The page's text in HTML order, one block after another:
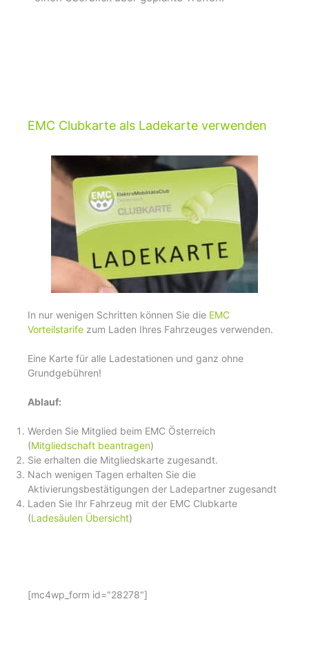
EMC Clubkarte als Ladekarte verwenden
In nur wenigen Schritten können Sie die EMC
Vorteilstarife zum Laden Ihres Fahrzeuges verwenden.
Eine Karte für alle Ladestationen und ganz ohne
Grundgebühren!
Ablauf:
Werden Sie Mitglied beim EMC Österreich
(Mitgliedschaft beantragen)
Sie erhalten die Mitgliedskarte zugesandt.
Nach wenigen Tagen erhalten Sie die
Aktivierungsbestätigungen der Ladepartner zugesandt
Laden Sie Ihr Fahrzeug mit der EMC Clubkarte
(Ladesäulen Übersicht)
[mc4wp_form id="28278"]